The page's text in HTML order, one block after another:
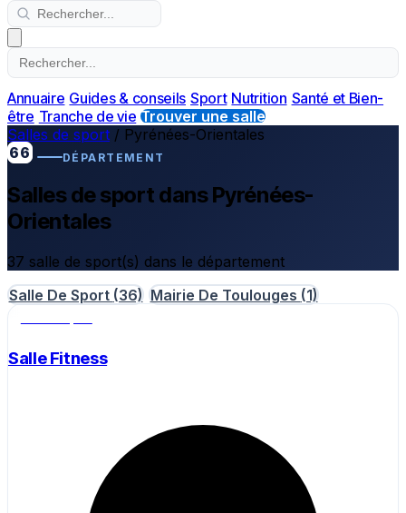
Annuaire Guides & conseils Sport Nutrition Santé et Bien-
être Tranche de vie Trouver une salle
Salles de sport / Pyrénées-Orientales
66
DÉPARTEMENT
Salles de sport dans Pyrénées-
Orientales
37 salle de sport(s) dans le département
Salle De Sport (36) Mairie De Toulouges (1)
Salle Fitness